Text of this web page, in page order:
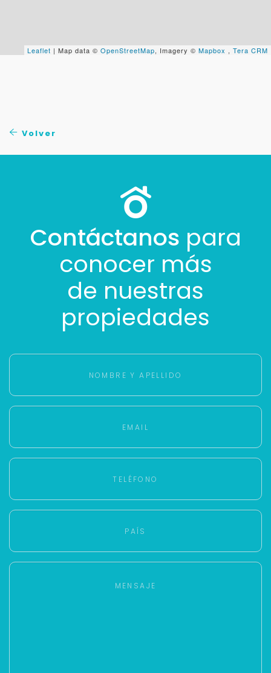
Leaflet | Map data © OpenStreetMap, Imagery © Mapbox , Tera CRM
Volver
Contáctanos para
conocer más
de nuestras
propiedades
Tus datos están seguros
Buscamos darte la mejor experiencia.
Con estos datos podemos responderte mejor y
más rápido.